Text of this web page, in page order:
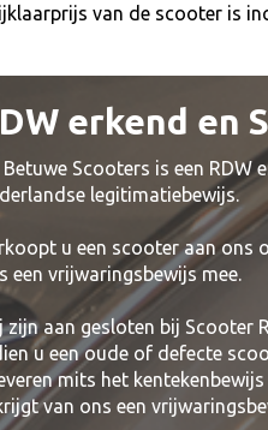
van de scooter is
erkend en
Betuwe Scooters is een
legitimatiebewijs.
u een scooter aan ons
een vrijwaringsbewijs mee.
zijn aan gesloten bij Scooter
u een oude of defecte
mits het
van ons een